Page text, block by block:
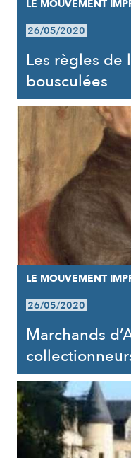
LE MOUVEMENT
26/05/2020
Les règles de
bousculées
LE MOUVEMENT
26/05/2020
Marchands